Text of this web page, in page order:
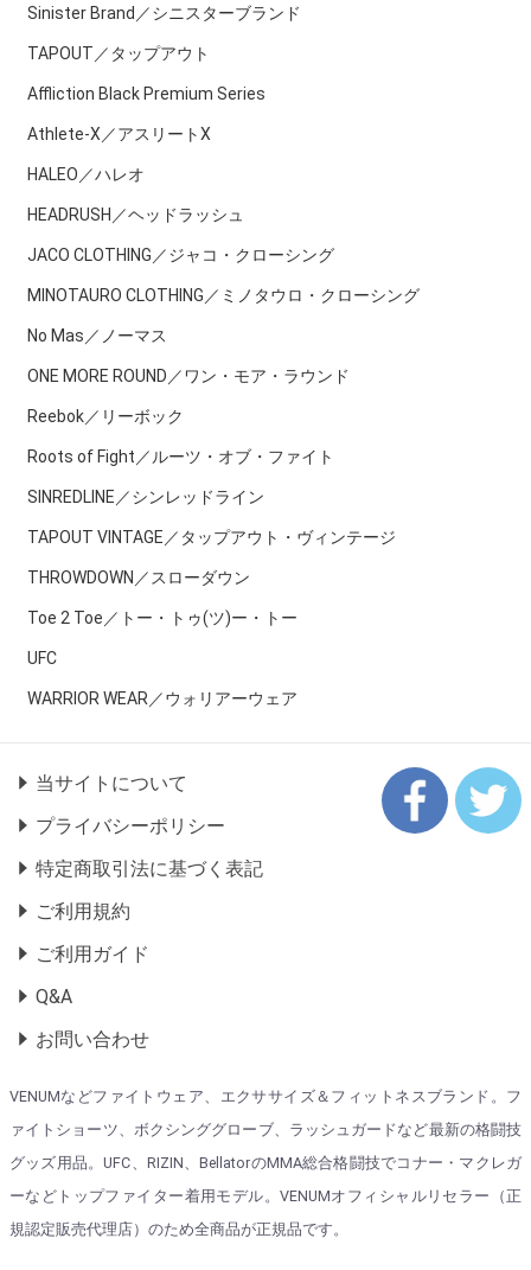
Sinister Brand／シニスターブランド
TAPOUT／タップアウト
Affliction Black Premium Series
Athlete-X／アスリートX
HALEO／ハレオ
HEADRUSH／ヘッドラッシュ
JACO CLOTHING／ジャコ・クローシング
MINOTAURO CLOTHING／ミノタウロ・クローシング
No Mas／ノーマス
ONE MORE ROUND／ワン・モア・ラウンド
Reebok／リーボック
Roots of Fight／ルーツ・オブ・ファイト
SINREDLINE／シンレッドライン
TAPOUT VINTAGE／タップアウト・ヴィンテージ
THROWDOWN／スローダウン
Toe 2 Toe／トー・トゥ(ツ)ー・トー
UFC
WARRIOR WEAR／ウォリアーウェア
当サイトについて
プライバシーポリシー
特定商取引法に基づく表記
ご利用規約
ご利用ガイド
Q&A
お問い合わせ
VENUMなどファイトウェア、エクササイズ＆フィットネスブランド。フ
ァイトショーツ、ボクシンググローブ、ラッシュガードなど最新の格闘技
グッズ用品。UFC、RIZIN、BellatorのMMA総合格闘技でコナー・マクレガ
ーなどトップファイター着用モデル。VENUMオフィシャルリセラー（正
規認定販売代理店）のため全商品が正規品です。